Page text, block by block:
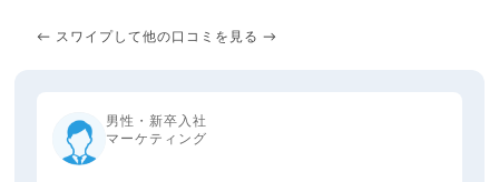
← スワイプして他の口コミを見る →
男性・新卒入社
マーケティング